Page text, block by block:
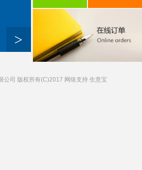
>
公司 版权所有(C)2017 网络支持 生意宝